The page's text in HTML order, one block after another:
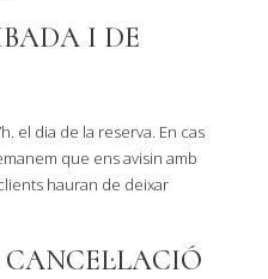
I DE
el dia de la reserva. En cas
que ens avisin amb
hauran de deixar